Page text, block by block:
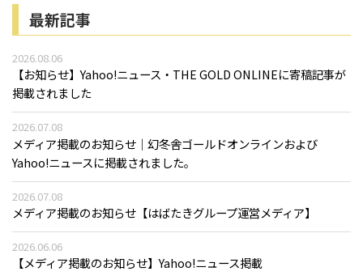
最新記事
2026.08.06
【お知らせ】Yahoo!ニュース・THE GOLD ONLINEに寄稿記事が
掲載されました
2026.07.08
メディア掲載のお知らせ｜幻冬舎ゴールドオンラインおよび
Yahoo!ニュースに掲載されました。
2026.07.08
メディア掲載のお知らせ【はばたきグループ運営メディア】
2026.06.06
【メディア掲載のお知らせ】Yahoo!ニュース掲載